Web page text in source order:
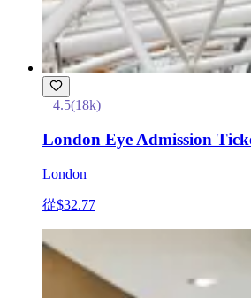
4.5(18k)
London Eye Admission
London
從$32.77